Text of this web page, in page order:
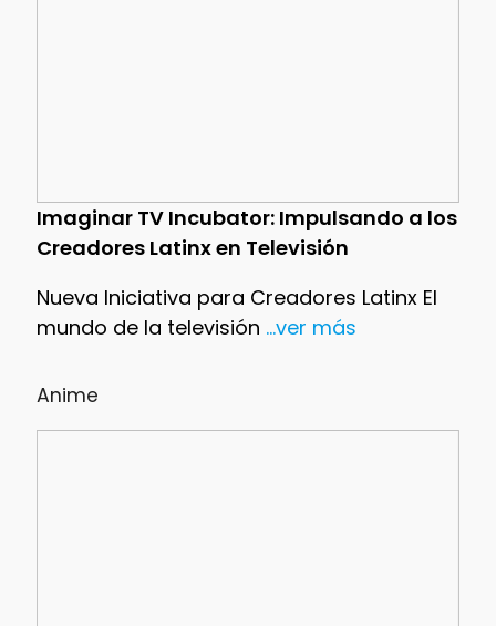
Imaginar TV Incubator: Impulsando a los
Creadores Latinx en Televisión
Nueva Iniciativa para Creadores Latinx El
mundo de la televisión ...ver más
Anime